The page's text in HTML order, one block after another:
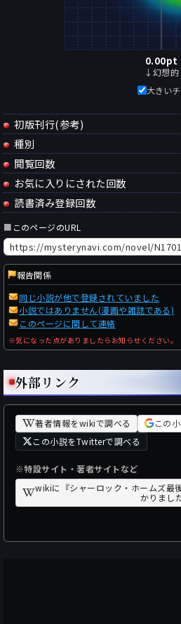
0.00pt
↓幻想的
大きい
初版刊行(参考)
種別
閲覧回数
お気に入りにされた回数
読書済み登録回数
■ このページのURL
報告関係
同じ小説が他で登録されていました
小説ではありません(漫画や雑誌である)
このページに関して連絡
※気になった点がありましたらお知らせください。
外部リンク
著者情報をwikiで調べる
この
この小説をTwitterで調べる
※特設サイト・著者サイトなど
wikiに『シャーロック・ホームズ最
かりまし